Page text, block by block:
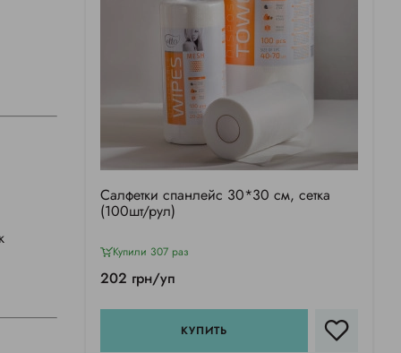
Салфетки спанлейс 30*30 см, сетка
(100шт/рул)
Купили 307 раз
202 грн/уп
КУПИТЬ